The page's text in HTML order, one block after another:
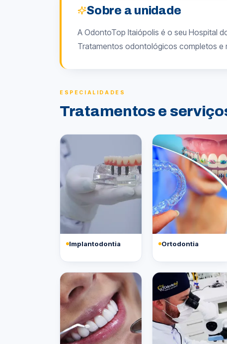
Sobre a unidade
A OdontoTop Itaiópolis é o seu Hospital
Tratamentos odontológicos completos e
ESPECIALIDADES
Tratamentos e
Implantodontia Ortodontia